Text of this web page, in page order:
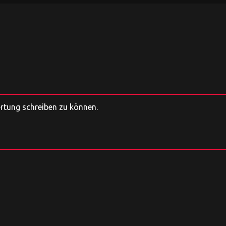
schreiben zu können.